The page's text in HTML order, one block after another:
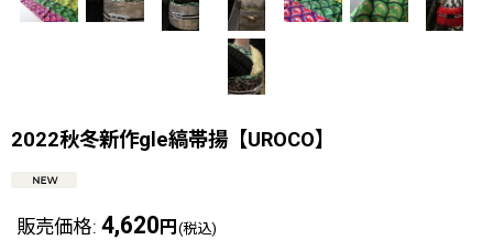
2022秋冬新作gle縞帯揚【UROCO】
販売価格: 4,620 円 (税込)